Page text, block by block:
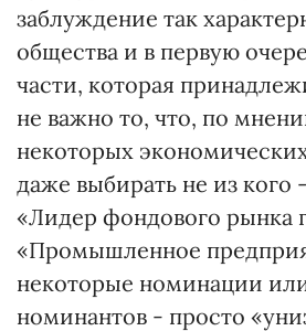
заблуждение так
общества и в первую
части, которая
не важно то, что, по
некоторых
даже выбирать не из кого
«Лидер фондового рынка
«Промышленное
некоторые номинации
номинантов - просто